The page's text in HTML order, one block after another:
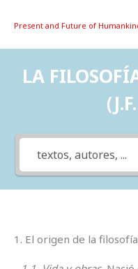
Present and Future of
LA
1. El origen de la